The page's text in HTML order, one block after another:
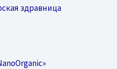
здравница